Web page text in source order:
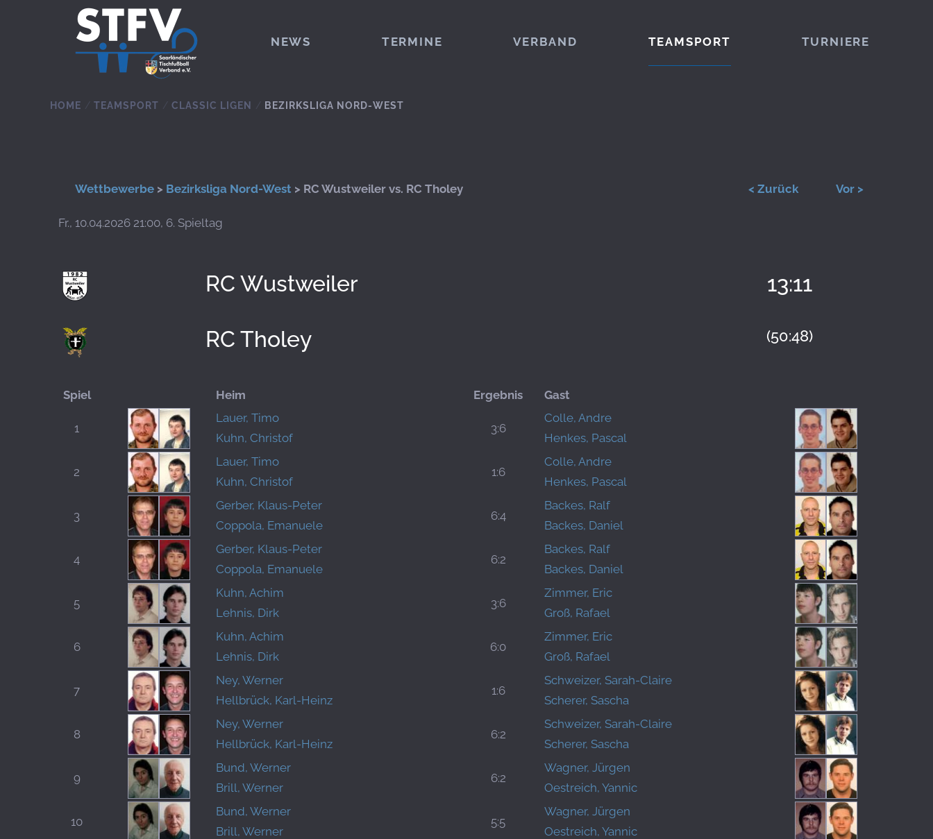
Zum Hauptinhalt springen
NEWS TERMINE VERBAND TEAMSPORT TURNIERE
HOME TEAMSPORT CLASSIC LIGEN BEZIRKSLIGA NORD-WEST
Wettbewerbe > Bezirksliga Nord-West > RC Wustweiler vs. RC Tholey < Zurück Vor >
Fr., 10.04.2026 21:00, 6. Spieltag
RC Wustweiler 13:11
(50:48)
RC Tholey
Spiel Heim Ergebnis Gast
1
Lauer, Timo
Kuhn, Christof
3:6
Colle, Andre
Henkes, Pascal
2
Lauer, Timo
Kuhn, Christof
1:6
Colle, Andre
Henkes, Pascal
3
Gerber, Klaus-Peter
Coppola, Emanuele
6:4
Backes, Ralf
Backes, Daniel
4
Gerber, Klaus-Peter
Coppola, Emanuele
6:2
Backes, Ralf
Backes, Daniel
5
Kuhn, Achim
Lehnis, Dirk
3:6
Zimmer, Eric
Groß, Rafael
6
Kuhn, Achim
Lehnis, Dirk
6:0
Zimmer, Eric
Groß, Rafael
7
Ney, Werner
Hellbrück, Karl-Heinz
1:6
Schweizer, Sarah-Claire
Scherer, Sascha
8
Ney, Werner
Hellbrück, Karl-Heinz
6:2
Schweizer, Sarah-Claire
Scherer, Sascha
9
Bund, Werner
Brill, Werner
6:2
Wagner, Jürgen
Oestreich, Yannic
10
Bund, Werner
Brill, Werner
5:5
Wagner, Jürgen
Oestreich, Yannic